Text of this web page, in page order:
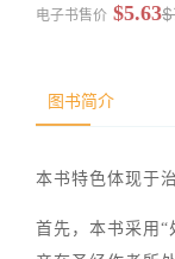
电子书售价 $5.63
图书简介
本书特色体现于
首先，本书采用“